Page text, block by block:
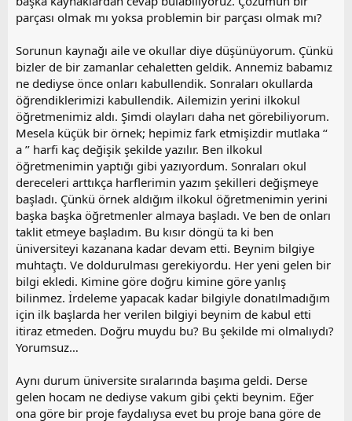
parçası olmak mı yoksa problemin bir parçası olmak mı?
Sorunun kaynağı aile ve okullar diye düşünüyorum. Çünkü
bizler de bir zamanlar cehaletten geldik. Annemiz babamız
ne dediyse önce onları kabullendik. Sonraları okullarda
öğrendiklerimizi kabullendik. Ailemizin yerini ilkokul
öğretmenimiz aldı. Şimdi olayları daha net görebiliyorum.
Mesela küçük bir örnek; hepimiz fark etmişizdir mutlaka ‘‘
a ’’ harfi kaç değişik şekilde yazılır. Ben ilkokul
öğretmenimin yaptığı gibi yazıyordum. Sonraları okul
dereceleri arttıkça harflerimin yazım şekilleri değişmeye
başladı. Çünkü örnek aldığım ilkokul öğretmenimin yerini
başka başka öğretmenler almaya başladı. Ve ben de onları
taklit etmeye başladım. Bu kısır döngü ta ki ben
üniversiteyi kazanana kadar devam etti. Beynim bilgiye
muhtaçtı. Ve doldurulması gerekiyordu. Her yeni gelen bir
bilgi ekledi. Kimine göre doğru kimine göre yanlış
bilinmez. İrdeleme yapacak kadar bilgiyle donatılmadığım
için ilk başlarda her verilen bilgiyi beynim de kabul etti
itiraz etmeden. Doğru muydu bu? Bu şekilde mi olmalıydı?
Yorumsuz…
Aynı durum üniversite sıralarında başıma geldi. Derse
gelen hocam ne dediyse vakum gibi çekti beynim. Eğer
ona göre bir proje faydalıysa evet bu proje bana göre de